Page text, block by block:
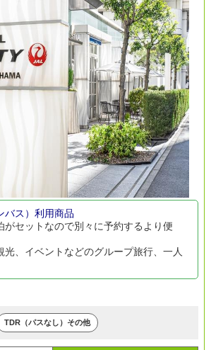
バス）利用商品
がセットなので別々に予約するより便
光、イベントなどのグループ旅行、一人
TDR（パスなし）その他